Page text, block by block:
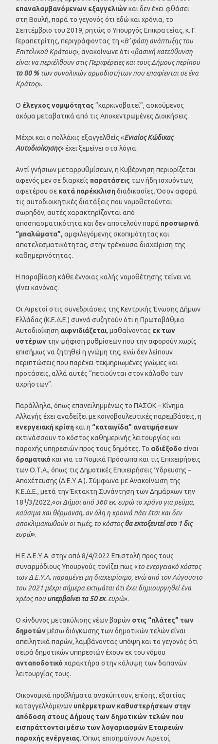
επαναλαμβανόμενων εξαγγελιώνκαι δεν έχει φθάσει
στη Βουλή, παρά το γεγονός ότι εδώ και χρόνια, το
Σεπτέμβριο του 2019, ρητώς ο Υπουργός Επικρατείας, κ. Γ.
Γεραπετρίτης, περιγράφοντας τη «Β’ φάση ανάπτυξης του
Επιτελικού Κράτους», ανακοίνωνε ότι «βασική κατεύθυνση
είναι να περιέλθουν στις Περιφέρειες και τους Δήμους περίπου
το 80 %των συνολικών αρμοδιοτήτων που επαφίενται σε ένα
Κράτος».
O έλεγχος νομιμότητας “καρκινοβατεί”, ασκούμενος
ακόμα μεταβατικά από τις Αποκεντρωμένες Διοικήσεις.
Μέχρι και ο πολλάκις εξαγγελθείς «Ενιαίος Κώδικας
Αυτοδιοίκησης» έχει ξεμείνει στα λόγια.
Αντί γνήσιων μεταρρυθμίσεων, η Κυβέρνηση περιορίζεται
αφενός μεν σε διαρκείς παρατάσεις των ήδη ισχυόντων,
αφετέρου σε κατά παρέκκλιση διαδικασίες. Όσον αφορά
τις αυτοδιοικητικές διατάξεις που νομοθετούνται
σωρηδόν, αυτές χαρακτηρίζονται από
αποσπασματικότητα και δεν αποτελούν παρά προσωρινά
“μπαλώματα”, αμφιλεγόμενης σκοπιμότητας και
αποτελεσματικότητας, στην τρέχουσα διαχείριση της
καθημερινότητας.
Η παραβίαση κάθε έννοιας καλής νομοθέτησης τείνει να
γίνει κανόνας.
Οι Αιρετοί στις συνεδριάσεις της Κεντρικής Ένωσης Δήμων
Ελλάδας (Κ.Ε.Δ.Ε.) συχνά συζητούν ότι η Πρωτοβάθμια
Αυτοδιοίκηση αιφνιδιάζεται, μαθαίνοντας εκ των
υστέρων την ψήφιση ρυθμίσεων που την αφορούν χωρίς
επισήμως να ζητηθεί η γνώμη της, ενώ δεν λείπουν
περιπτώσεις που παρέχει τεκμηριωμένες γνώμες και
προτάσεις, αλλά αυτές “πετιούνται στον κάλαθο των
αχρήστων”.
Παράλληλα, όπως επανειλημμένως το ΠΑΣΟΚ – Κίνημα
Αλλαγής έχει αναδείξει με κοινοβουλευτικές παρεμβάσεις, η
ενεργειακή κρίση και η “καταιγίδα” ανατιμήσεων
εκτινάσσουν το κόστος καθημερινής λειτουργίας και
παροχής υπηρεσιών προς τους δημότες. Το αδιέξοδο είναι
δραματικό και για τα Νομικά Πρόσωπα και τις Επιχειρήσεις
των Ο.Τ.Α., όπως τις Δημοτικές Επιχειρήσεις Ύδρευσης –
Αποχέτευσης (Δ.Ε.Υ.Α.). Σύμφωνα με Ανακοίνωση της
Κ.Ε.Δ.Ε., μετά την Έκτακτη Συνάντηση των Δημάρχων την
18η/3/2022,«οι Δήμοι από 360 εκ. ευρώ το χρόνο για ρεύμα,
καύσιμα και θέρμανση, αν όλη η χρονιά πάει έτσι και δεν
αποκλιμακωθούν οι τιμές, το κόστοςθα εκτοξευτεί στο 1 δις
ευρώ».
Η Ε.Δ.Ε.Υ.Α. στην από 8/4/2022 Επιστολή προς τους
συναρμόδιους Υπουργούς τονίζει πως «το ενεργειακό κόστος
των Δ.Ε.Υ.Α. παραμένει μη διαχειρίσιμο, ενώ από τον Αύγουστο
του 2021 μέχρι σήμερα εκτιμάται ότι έχει δημιουργηθεί ένα
χρέος πουυπερβαίνει τα 50 εκ. ευρώ».
Ο κίνδυνος μετακύλισης νέων βαρών στις “πλάτες” των
δημοτώνμέσω διόγκωσης των δημοτικών τελών είναι
απειλητικά παρών, λαμβάνοντας υπόψη και το γεγονός ότι
σειρά δημοτικών υπηρεσιών έχουν εκ του νόμου
ανταποδοτικό χαρακτήρα στην κάλυψη των δαπανών
λειτουργίας τους.
Οικονομικά προβλήματα ανακύπτουν, επίσης, εξαιτίας
καταγγελλόμενων υπέρμετρων καθυστερήσεων στην
απόδοση στους Δήμους των δημοτικών τελών που
εισπράττονται μέσω των λογαριασμών Εταιρειών
παροχής ενέργειας. Όπως επισημαίνουν Αιρετοί,